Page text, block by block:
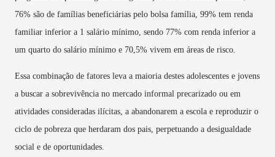
76% são de famílias beneficiárias pelo bolsa família, 99% tem renda
familiar inferior a 1 salário mínimo, sendo 77% com renda inferior a
um quarto do salário mínimo e 70,5% vivem em áreas de risco.
Essa combinação de fatores leva a maioria destes adolescentes e jovens
a buscar a sobrevivência no mercado informal precarizado ou em
atividades consideradas ilícitas, a abandonarem a escola e reproduzir o
ciclo de pobreza que herdaram dos pais, perpetuando a desigualdade
social e de oportunidades.